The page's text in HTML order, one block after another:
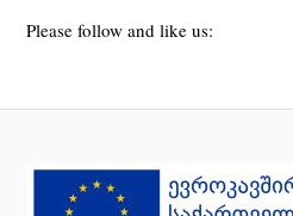
Please follow and like us: